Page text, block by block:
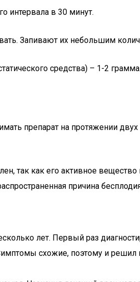
интервала в 30 минут.
Запивают их небольшим
средства) – 1-2 грамма.
препарат на протяжении
так как его активное
причина
лет. Первый раз
схожие, поэтому и